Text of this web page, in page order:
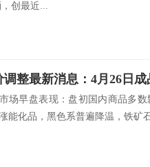
创最近...
场早盘表现：盘初国内商品多
能化品，黑色系普遍降温，铁矿